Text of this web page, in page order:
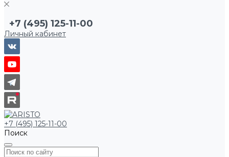
+7 (495) 125-11-00
Личный кабинет
+7 (495) 125-11-00
Поиск